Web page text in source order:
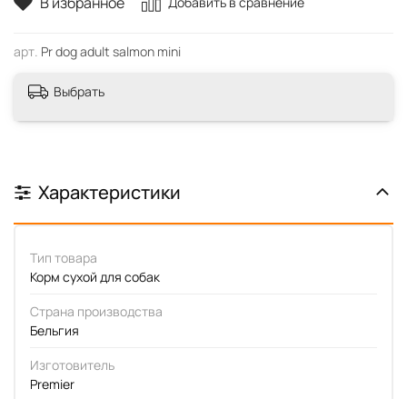
арт. Pr dog adult salmon mini
Выбрать
Характеристики
Тип товара
Корм сухой для собак
Страна производства
Бельгия
Изготовитель
Premier